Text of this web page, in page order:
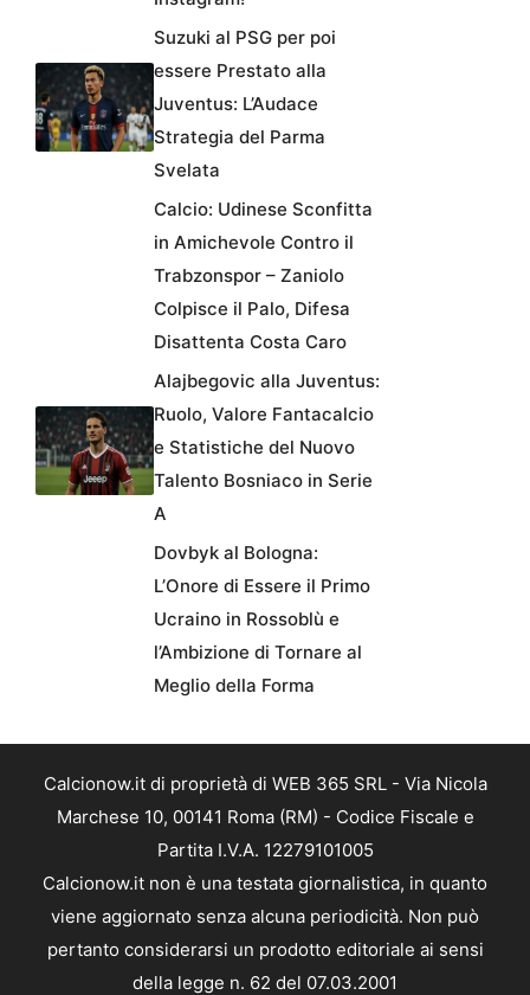
Suzuki al PSG per poi
essere Prestato alla
Juventus: L’Audace
Strategia del Parma
Svelata
Calcio: Udinese Sconfitta
in Amichevole Contro il
Trabzonspor – Zaniolo
Colpisce il Palo, Difesa
Disattenta Costa Caro
Alajbegovic alla Juventus:
Ruolo, Valore Fantacalcio
e Statistiche del Nuovo
Talento Bosniaco in Serie
A
Dovbyk al Bologna:
L’Onore di Essere il Primo
Ucraino in Rossoblù e
l’Ambizione di Tornare al
Meglio della Forma
Calcionow.it di proprietà di WEB 365 SRL - Via Nicola
Marchese 10, 00141 Roma (RM) - Codice Fiscale e
Partita I.V.A. 12279101005
Calcionow.it non è una testata giornalistica, in quanto
viene aggiornato senza alcuna periodicità. Non può
pertanto considerarsi un prodotto editoriale ai sensi
della legge n. 62 del 07.03.2001